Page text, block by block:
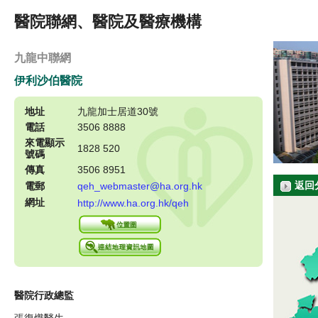
醫院聯網、醫院及醫療機構
九龍中聯網
伊利沙伯醫院
地址
九龍加士居道30號
電話
3506 8888
來電顯示
號碼
1828 520
傳真
3506 8951
電郵
qeh_webmaster@ha.org.hk
網址
http://www.ha.org.hk/qeh
醫院行政總監
返回